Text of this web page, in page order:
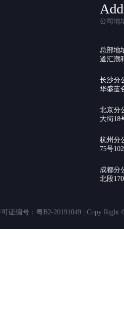
公司地
总部地
道汇潮
长沙分
华盛蓝
北京分
大街18
杭州分
75号
成都分
北段
证编号：粤B2-20191049 | Copy